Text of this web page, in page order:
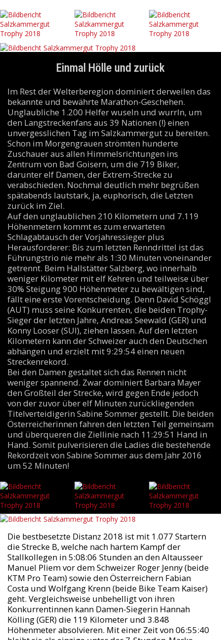
Einmal Hölle und zurück
Im Rest der Welterberegion dominiert derweilen das
bekannte und bewährte Marathon-Geschehen.
Unglaubliche 1.200 Helfer wuseln und wurrln, um
den Langstreckenfans aus 39 Nationen (!) einen
unvergesslichen Tag im Salzkammergut zu bereiten.
Schon im Morgengrauen strömten hunderte
Zuschauer aus allen Himmelsrichtungen ins
Zentrum von Bad Goisern, um die 719 Biker,
darunter elf Damen, der Extrem-Strecke zu
verabschieden. Nochmal deutlich mehr begrüßen
spätabends lautstark, ja, euphorisch, die Letzten
zurück im Ziel.
Auf den unglaublichen 210 Kilometern und 7.119
Höhenmetern kommt es zum erwarteten
Schlagabtausch der Vorjahressieger plus
Herausforderer: Bis zum letzten Renndrittel ist das
Führungstrio nie mehr als 1:30 Minuten voneinander
getrennt. Beim Hallstätter Salzberg, wo innerhalb
weniger Kilometer mit elf Kehren und teilweise über
30% Steigung 900 Höhenmeter zu bewältigen sind,
fällt eine erste Vorentscheidung. Denn David Schöggl
(AUT) muss seine Konkurrenten, die beiden Trophy-
Sieger der letzten Jahre, Andreas Seewald (GER) und
Konny Looser (SUI), ziehen lassen. Auf den letzten
Kilometern kann der Schweizer auch den Deutschen
abhängen und erzielt mit 9:29:54 einen neuen
Streckenrekord.
Bei den Damen gestaltet sich das Rennen nicht
weniger spannend. Zwar dominiert Barbara Mayer
den Großteil der Strecke, wird gegen Ende jedoch
von der zuvor über elf Minuten zurückliegenden
Titelverteidigerin Sabine Sommer gestellt. Die beiden
Österreicherinnen fahren den letzten Teil gemeinsam
und überqueren die Ziellinie nach 11:29:51 Hand in
Hand. Somit pulverisieren die Ladies die bestehende
Rekordzeit von Sabine Sommer aus dem Jahr 2016
um 52 Minuten!
Die bestbesetzte Distanz 2018 ist mit 1.077 Startern
die Strecke B, welche nach hartem Kampf der
Stallkollegen in 5:08:06 Stunden an den Altausseer
Manuel Pliem vor dem Schweizer Roger Jenny (beide
KTM Pro Team) sowie den Österreichern Fabian
Costa und Wolfgang Krenn (beide Bike Team Kaiser)
geht. Vergleichsweise unbehelligt von ihren
Konkurrentinnen kann Damen-Siegerin Hannah
Kölling (GER) die 119 Kilometer und 3.848
Höhenmeter absolvieren. Mit einer Zeit von 06:55:40